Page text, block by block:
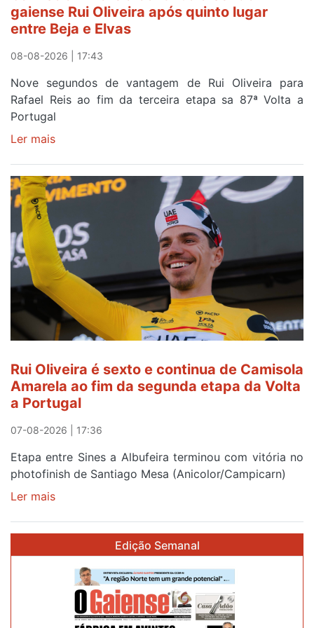
gaiense Rui Oliveira após quinto lugar
entre Beja e Elvas
08-08-2026 | 17:43
Nove segundos de vantagem de Rui Oliveira para
Rafael Reis ao fim da terceira etapa sa 87ª Volta a
Portugal
Ler mais
Amarela
continua
ser
do
gaiense
Rui
Oliveira
após
quinto
lugar
Beja
e
Elvas
Rui Oliveira é sexto e continua de Camisola
Amarela ao fim da segunda etapa da Volta
a Portugal
07-08-2026 | 17:36
Etapa entre Sines a Albufeira terminou com vitória no
photofinish de Santiago Mesa (Anicolor/Campicarn)
Ler mais
continua
Edição Semanal